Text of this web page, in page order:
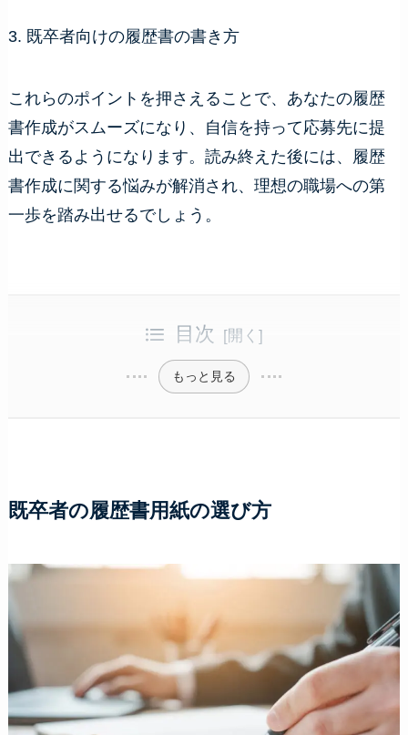
3. 既卒者向けの履歴書の書き方
これらのポイントを押さえることで、あなたの履歴
書作成がスムーズになり、自信を持って応募先に提
出できるようになります。読み終えた後には、履歴
書作成に関する悩みが解消され、理想の職場への第
一歩を踏み出せるでしょう。
目次
もっと見る
既卒者の履歴書用紙の選び方